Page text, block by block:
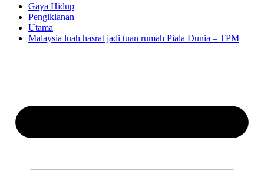
Gaya Hidup
Pengiklanan
Utama
Malaysia luah hasrat jadi tuan rumah Piala Dunia – TPM